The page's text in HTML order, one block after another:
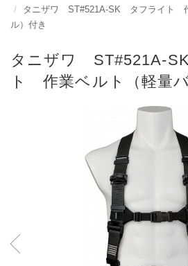
タニザワ ST#521A-SK タフライト
ル）付き
タニザワ ST#521A-
ト 作業ベルト（軽量